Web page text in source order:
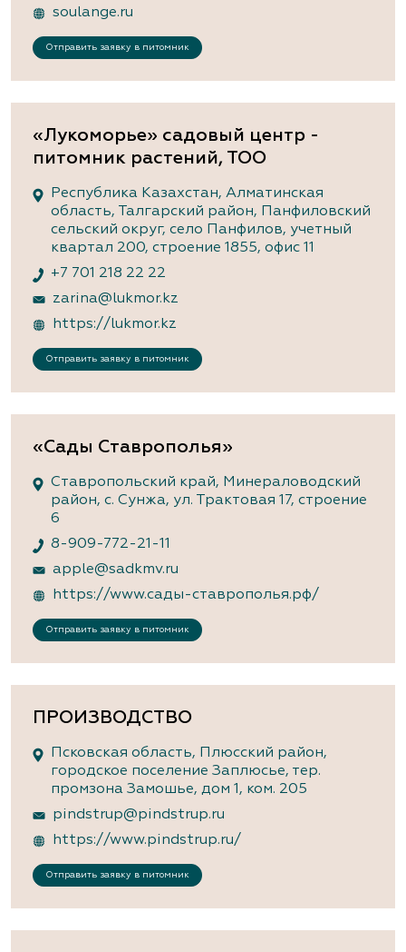
soulange.ru
Отправить заявку в питомник
«Лукоморье» садовый центр -
питомник растений, ТОО
Республика Казахстан, Алматинская
область, Талгарский район, Панфиловский
сельский округ, село Панфилов, учетный
квартал 200, строение 1855, офис 11
+7 701 218 22 22
zarina@lukmor.kz
https://lukmor.kz
Отправить заявку в питомник
«Сады Ставрополья»
Ставропольский край, Минераловодский
район, с. Сунжа, ул. Трактовая 17, строение
6
8-909-772-21-11
apple@sadkmv.ru
https://www.сады-ставрополья.рф/
Отправить заявку в питомник
ПРОИЗВОДСТВО
Псковская область, Плюсский район,
городское поселение Заплюсье, тер.
промзона Замошье, дом 1, ком. 205
pindstrup@pindstrup.ru
https://www.pindstrup.ru/
Отправить заявку в питомник